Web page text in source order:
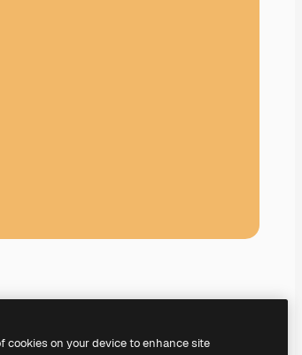
cookies on your device to enhance site